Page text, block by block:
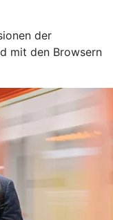
der
mit den Browsern